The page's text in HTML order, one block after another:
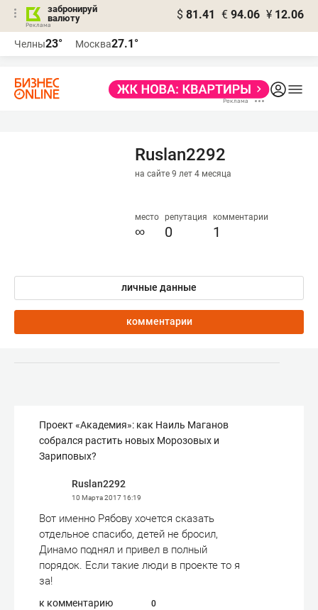
забронируй
валюту
$ 81.41 € 94.06 ¥ 12.06
Челны23° Москва27.1°
Ruslan2292
на сайте 9 лет 4 месяца
место
∞
репутация
0
комментарии
1
личные данные
комментарии
Проект «Академия»: как Наиль Маганов
собрался растить новых Морозовых и
Зариповых?
Ruslan2292
10 Марта 201716:19
Вот именно Рябову хочется сказать
отдельное спасибо, детей не бросил,
Динамо поднял и привел в полный
порядок. Если такие люди в проекте то я
за!
к комментарию 0